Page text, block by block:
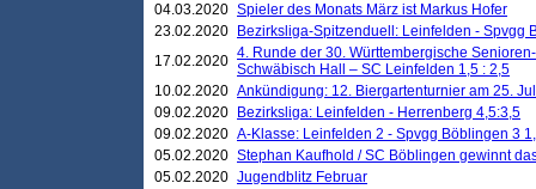
04.03.2020 Spieler des Monats März ist Markus Hofer
23.02.2020
Bezirksliga-Spitzenduell: Leinfelden - Spvgg
17.02.2020 4. Runde der 30. Württembergische
Schwäbisch Hall – SC Leinfelden 1,5 : 2,5
10.02.2020 Ankündigung: 12. Biergartenturnier am 25.
09.02.2020
Bezirksliga: Leinfelden - Herrenberg 4,5:3,5
09.02.2020 A-Klasse: Leinfelden 2 - Spvgg Böblingen 3
05.02.2020 Stephan Kaufhold / SC Böblingen gewinnt
05.02.2020 Jugendblitz Februar